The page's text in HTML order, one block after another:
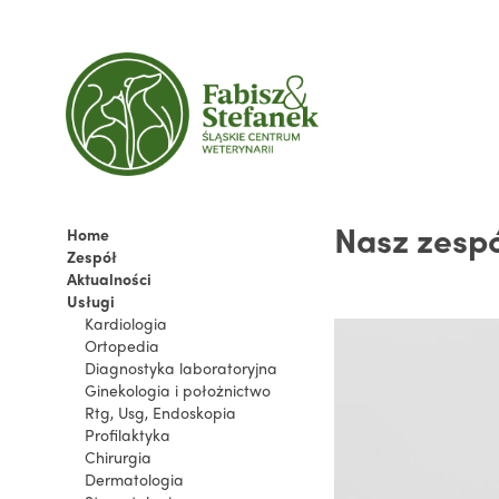
Home
Zespół
Aktualności
Usługi
Kardiologia
Ortopedia
Diagnostyka laboratoryjna
Ginekologia i położnictwo
Rtg, Usg, Endoskopia
Profilaktyka
Chirurgia
Dermatologia
Nasz